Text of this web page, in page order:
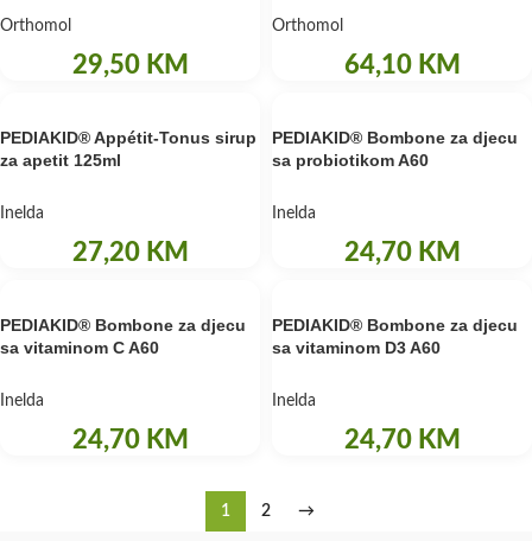
Orthomol
29,50 KM
Orthomol
64,10 KM
PEDIAKID® Appétit-Tonus sirup
za apetit 125ml
Inelda
27,20 KM
PEDIAKID® Bombone za djecu
sa probiotikom A60
Inelda
24,70 KM
PEDIAKID® Bombone za djecu
sa vitaminom C A60
Inelda
24,70 KM
PEDIAKID® Bombone za djecu
sa vitaminom D3 A60
Inelda
24,70 KM
1 2 →